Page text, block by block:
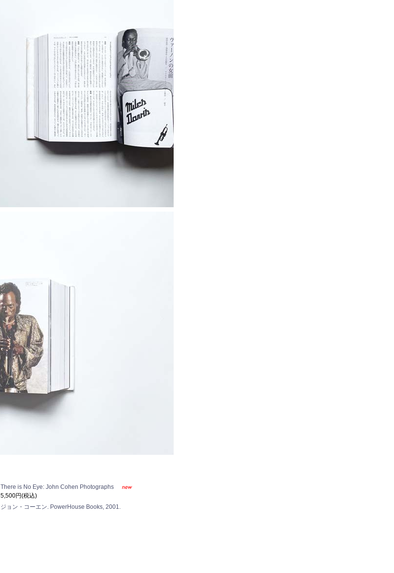
There is No Eye: John Cohen Photographs
5,500円(税込)
ジョン・コーエン. PowerHouse Books, 2001.